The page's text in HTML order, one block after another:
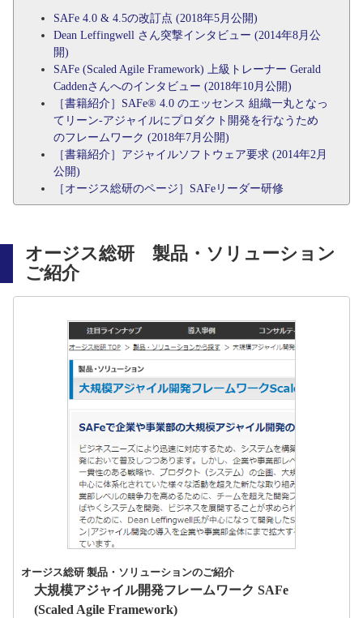
SAFe 4.0 & 4.5の改訂点 (2018年5月公開)
Dean Leffingwell さん突撃インタビュー (2014年8月公
開)
SAFe (Scaled Agile Framework) 上級トレーナー Gerald
Caddenさんへのインタビュー (2018年10月公開)
［書籍紹介］SAFe® 4.0 のエッセンス 組織一丸となっ
てリーン-アジャイルにプロダクト開発を行なうため
のフレームワーク (2018年7月公開)
［書籍紹介］アジャイルソフトウェア要求 (2014年2月
公開)
［オージス総研のページ］SAFeリーダー研修
オージス総研 製品・ソリューション
ご紹介
オージス総研 製品・ソリューションのご紹介
大規模アジャイル開発フレームワーク SAFe
(Scaled Agile Framework)